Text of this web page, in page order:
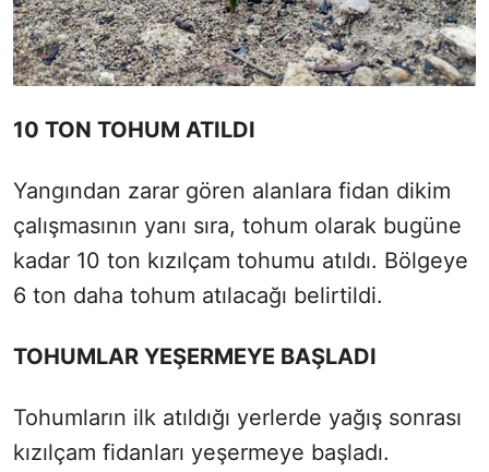
10 TON TOHUM ATILDI
Yangından zarar gören alanlara fidan dikim
çalışmasının yanı sıra, tohum olarak bugüne
kadar 10 ton kızılçam tohumu atıldı. Bölgeye
6 ton daha tohum atılacağı belirtildi.
TOHUMLAR YEŞERMEYE BAŞLADI
Tohumların ilk atıldığı yerlerde yağış sonrası
kızılçam fidanları yeşermeye başladı.